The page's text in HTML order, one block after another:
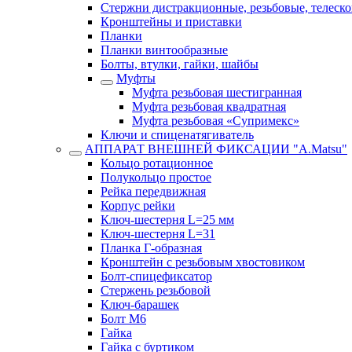
Стержни дистракционные, резьбовые,
Кронштейны и приставки
Планки
Планки винтообразные
Болты, втулки, гайки, шайбы
Муфты
Муфта резьбовая шестигранная
Муфта резьбовая квадратная
Муфта резьбовая «Супримекс»
Ключи и спиценатягиватель
АППАРАТ ВНЕШНЕЙ ФИКСАЦИИ "A.Matsu"
Кольцо ротационное
Полукольцо простое
Рейка передвижная
Корпус рейки
Ключ-шестерня L=25 мм
Ключ-шестерня L=31
Планка Г-образная
Кронштейн с резьбовым хвостовиком
Болт-спицефиксатор
Стержень резьбовой
Ключ-барашек
Болт М6
Гайка
Гайка с буртиком